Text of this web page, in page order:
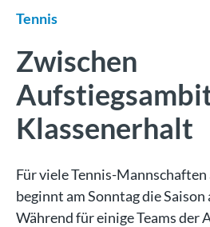
Tennis
Zwischen
Klassenerhalt
Für viele Tennis-Mannschaften
beginnt am Sonntag die Saison
Während für einige Teams der